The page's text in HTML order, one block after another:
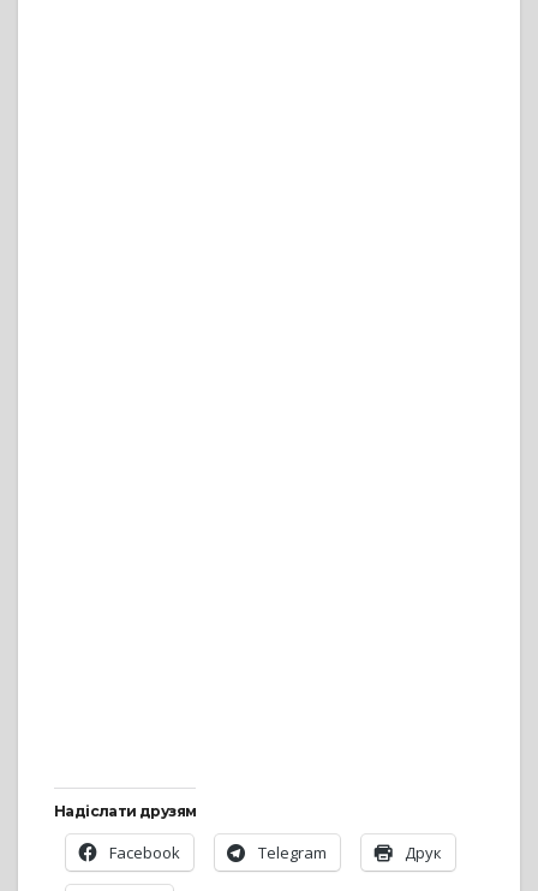
Надіслати друзям
Facebook Telegram Друк